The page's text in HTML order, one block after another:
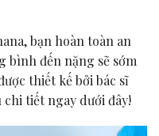
bạn hoàn toàn an
đến nặng sẽ sớm
thiết kế bởi bác sĩ
tiết ngay dưới đây!